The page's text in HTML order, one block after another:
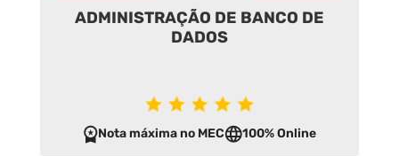
ADMINISTRAÇÃO DE BANCO DE
DADOS
Nota máxima no MEC 100% Online